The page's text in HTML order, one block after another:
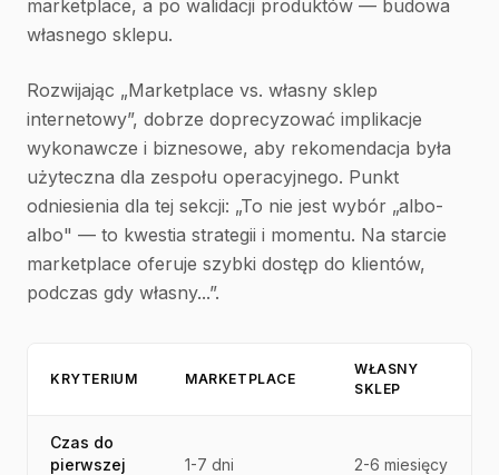
marketplace, a po walidacji produktów — budowa
własnego sklepu.
Rozwijając „Marketplace vs. własny sklep
internetowy”, dobrze doprecyzować implikacje
wykonawcze i biznesowe, aby rekomendacja była
użyteczna dla zespołu operacyjnego. Punkt
odniesienia dla tej sekcji: „To nie jest wybór „albo-
albo" — to kwestia strategii i momentu. Na starcie
marketplace oferuje szybki dostęp do klientów,
podczas gdy własny...”.
KRYTERIUM MARKETPLACE
WŁASNY
SKLEP
Czas do
pierwszej
1-7 dni 2-6 miesięcy